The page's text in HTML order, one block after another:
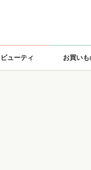
ューティ お買いも